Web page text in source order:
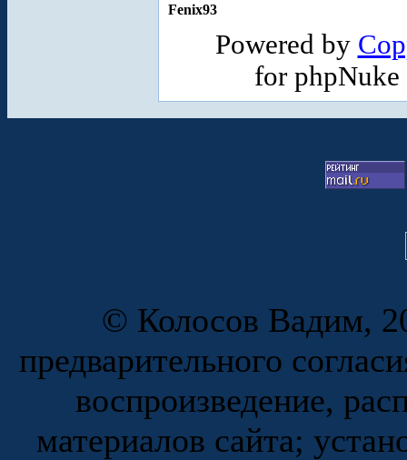
Fenix93
Powered by
for
© Колосов Вадим,
предварительного
воспроизведение,
материалов сайта;